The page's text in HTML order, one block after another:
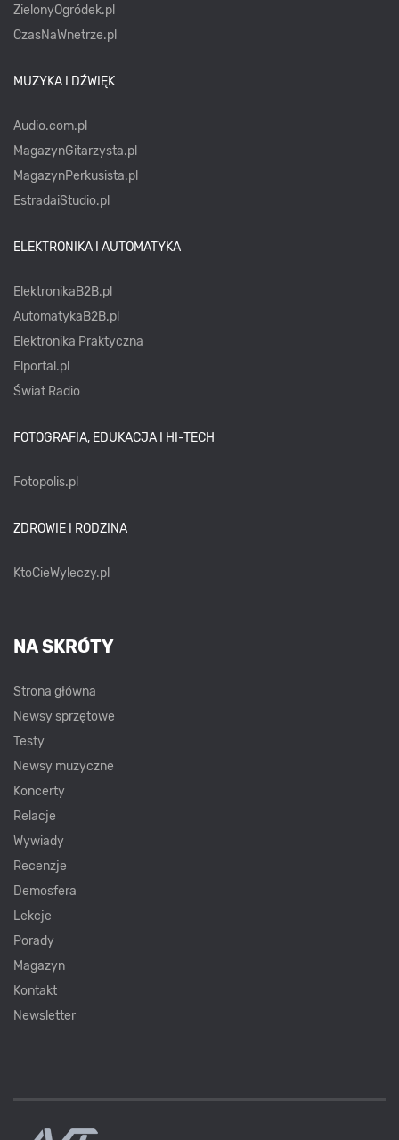
ZielonyOgródek.pl
CzasNaWnetrze.pl
MUZYKA I DŹWIĘK
Audio.com.pl
MagazynGitarzysta.pl
MagazynPerkusista.pl
EstradaiStudio.pl
ELEKTRONIKA I AUTOMATYKA
ElektronikaB2B.pl
AutomatykaB2B.pl
Elektronika Praktyczna
Elportal.pl
Świat Radio
FOTOGRAFIA, EDUKACJA I HI-TECH
Fotopolis.pl
ZDROWIE I RODZINA
KtoCieWyleczy.pl
NA SKRÓTY
Strona główna
Newsy sprzętowe
Testy
Newsy muzyczne
Koncerty
Relacje
Wywiady
Recenzje
Demosfera
Lekcje
Porady
Magazyn
Kontakt
Newsletter